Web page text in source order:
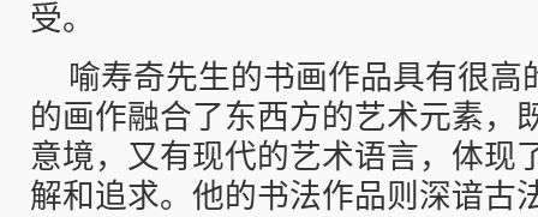
受。
喻寿奇先生的书画作品具有很高
的画作融合了东西方的艺术元素，
意境，又有现代的艺术语言，体现
解和追求。他的书法作品则深谙古